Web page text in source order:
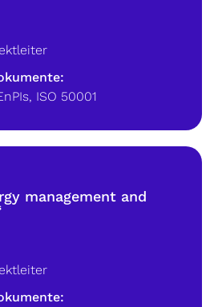
, ISO 50001
management and